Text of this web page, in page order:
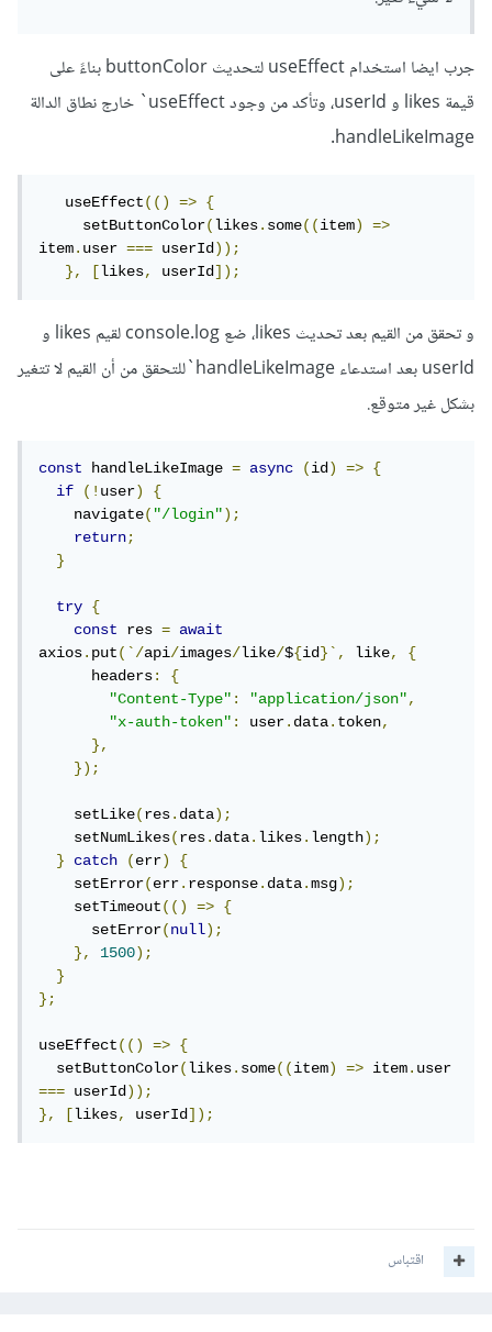
جرب ايضا استخدام useEffect لتحديث buttonColor بناءً على
قيمة likes و userId، وتأكد من وجود useEffect` خارج نطاق الدالة
handleLikeImage.
useEffect(() =>
{
setButtonColor(likes.some((item)
=>
item.user === userId));
},
[likes, userId]);
و تحقق من القيم بعد تحديث likes، ضع console.log لقيم likes و
userId بعد استدعاء handleLikeImage`للتحقق من أن القيم لا تتغير
بشكل غير متوقع.
const handleLikeImage = async (id) =>
{
if
(!user)
{
navigate("/login");
return;
}
try
{
const
res =
await
axios.put(`/api/images/like/${id}`, like,
{
headers:
{
"Content-Type": "application/json",
"x-auth-token": user.data.token,
},
});
setLike(res.data);
setNumLikes(res.data.likes.length);
}
catch (err)
{
setError(err.response.data.msg);
setTimeout(() =>
{
setError(null);
},
1500);
}
};
useEffect(() =>
{
setButtonColor(likes.some((item) => item.
=== userId));
},
[likes, userId]);
اقتباس